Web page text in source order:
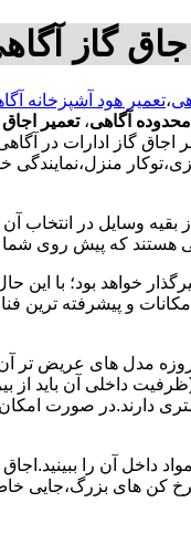
گاز
،تعمیر هود آشپزخانه
آگاهی، تعمیر
گاز ادارات در
بقیه وسایل در انتخاب
هستند که پیش روی شما
خواهد بود؛ با این
و پیشرفته ترین
مدل های عریض تر
داخلی آن باید از
دارند.در صورت
داخل آن را ببینید.اجاق
کن های بزرگ،جایی